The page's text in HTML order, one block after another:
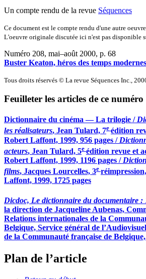
Un compte rendu de la revue Séquences
Ce document est le compte rendu d'une autre
L'oeuvre originale discutée ici n'est pas disponible
Numéro 208, mai–août 2000, p. 68
Buster Keaton, héros des temps
Tous droits réservés © La revue Séquences Inc.,
Feuilleter les articles de ce numéro
Dictionnaire du cinéma — La trilogie /
les réalisateurs, Jean Tulard, 7e édition
Robert Laffont, 1999, 956 pages /
acteurs, Jean Tulard, 5e édition revue et
Robert Laffont, 1999, 1196 pages /
films, Jacques Lourcelles, 3e
Laffont, 1999, 1725 pages
Dicdoc, Le dictionnaire du documentaire :
la direction de Jacqueline Aubenas,
Relations internationales de la
Belgique, Service général de
de la Communauté française de Belgique,
Plan de l’article